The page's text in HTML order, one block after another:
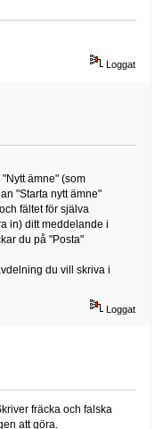
Loggat
ämne" (som
"Starta nytt ämne"
fältet för själva
in) ditt meddelande i
du på "Posta"
du vill skriva i
Loggat
fräcka och falska
att göra.